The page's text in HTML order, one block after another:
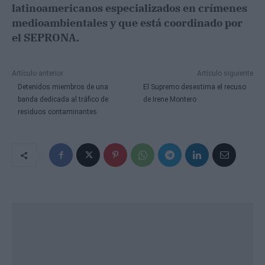
latinoamericanos especializados en crímenes
medioambientales y que está coordinado por
el SEPRONA.
Artículo anterior
Detenidos miembros de una
banda dedicada al tráfico de
residuos contaminantes
Artículo siguiente
El Supremo desestima el recuso
de Irene Montero